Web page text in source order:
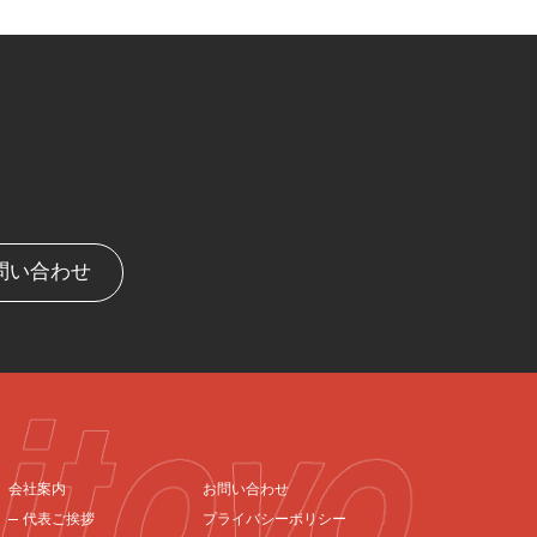
い合わせ
会社案内
代表ご挨拶
お問い合わせ
プライバシーポリシー